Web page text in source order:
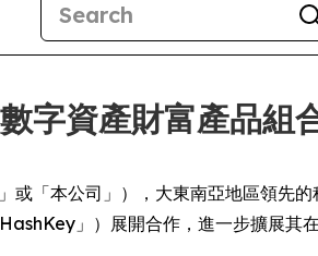
資產財富產品組
「本公司」），大東南亞地區領先的
」）展開合作，進一步擴展其